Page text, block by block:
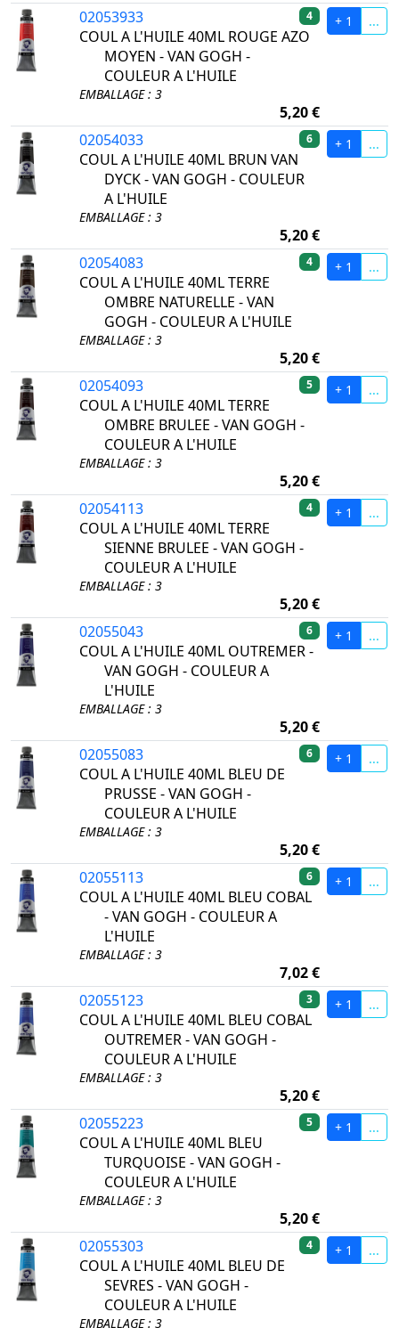
02053933
COUL A L'HUILE 40ML ROUGE AZO
MOYEN - VAN GOGH -
COULEUR A L'HUILE
EMBALLAGE : 3
4
5,20 €
+ 1 ...
02054033
COUL A L'HUILE 40ML BRUN VAN
DYCK - VAN GOGH - COULEUR
A L'HUILE
EMBALLAGE : 3
6
5,20 €
+ 1 ...
02054083
COUL A L'HUILE 40ML TERRE
OMBRE NATURELLE - VAN
GOGH - COULEUR A L'HUILE
EMBALLAGE : 3
4
5,20 €
+ 1 ...
02054093
COUL A L'HUILE 40ML TERRE
OMBRE BRULEE - VAN GOGH -
COULEUR A L'HUILE
EMBALLAGE : 3
5
5,20 €
+ 1 ...
02054113
COUL A L'HUILE 40ML TERRE
SIENNE BRULEE - VAN GOGH -
COULEUR A L'HUILE
EMBALLAGE : 3
4
5,20 €
+ 1 ...
02055043
COUL A L'HUILE 40ML OUTREMER -
VAN GOGH - COULEUR A
L'HUILE
EMBALLAGE : 3
6
5,20 €
+ 1 ...
02055083
COUL A L'HUILE 40ML BLEU DE
PRUSSE - VAN GOGH -
COULEUR A L'HUILE
EMBALLAGE : 3
6
5,20 €
+ 1 ...
02055113
COUL A L'HUILE 40ML BLEU COBAL
- VAN GOGH - COULEUR A
L'HUILE
EMBALLAGE : 3
6
7,02 €
+ 1 ...
02055123
COUL A L'HUILE 40ML BLEU COBAL
OUTREMER - VAN GOGH -
COULEUR A L'HUILE
EMBALLAGE : 3
3
5,20 €
+ 1 ...
02055223
COUL A L'HUILE 40ML BLEU
TURQUOISE - VAN GOGH -
COULEUR A L'HUILE
EMBALLAGE : 3
5
5,20 €
+ 1 ...
02055303
COUL A L'HUILE 40ML BLEU DE
SEVRES - VAN GOGH -
COULEUR A L'HUILE
EMBALLAGE : 3
4 + 1 ...